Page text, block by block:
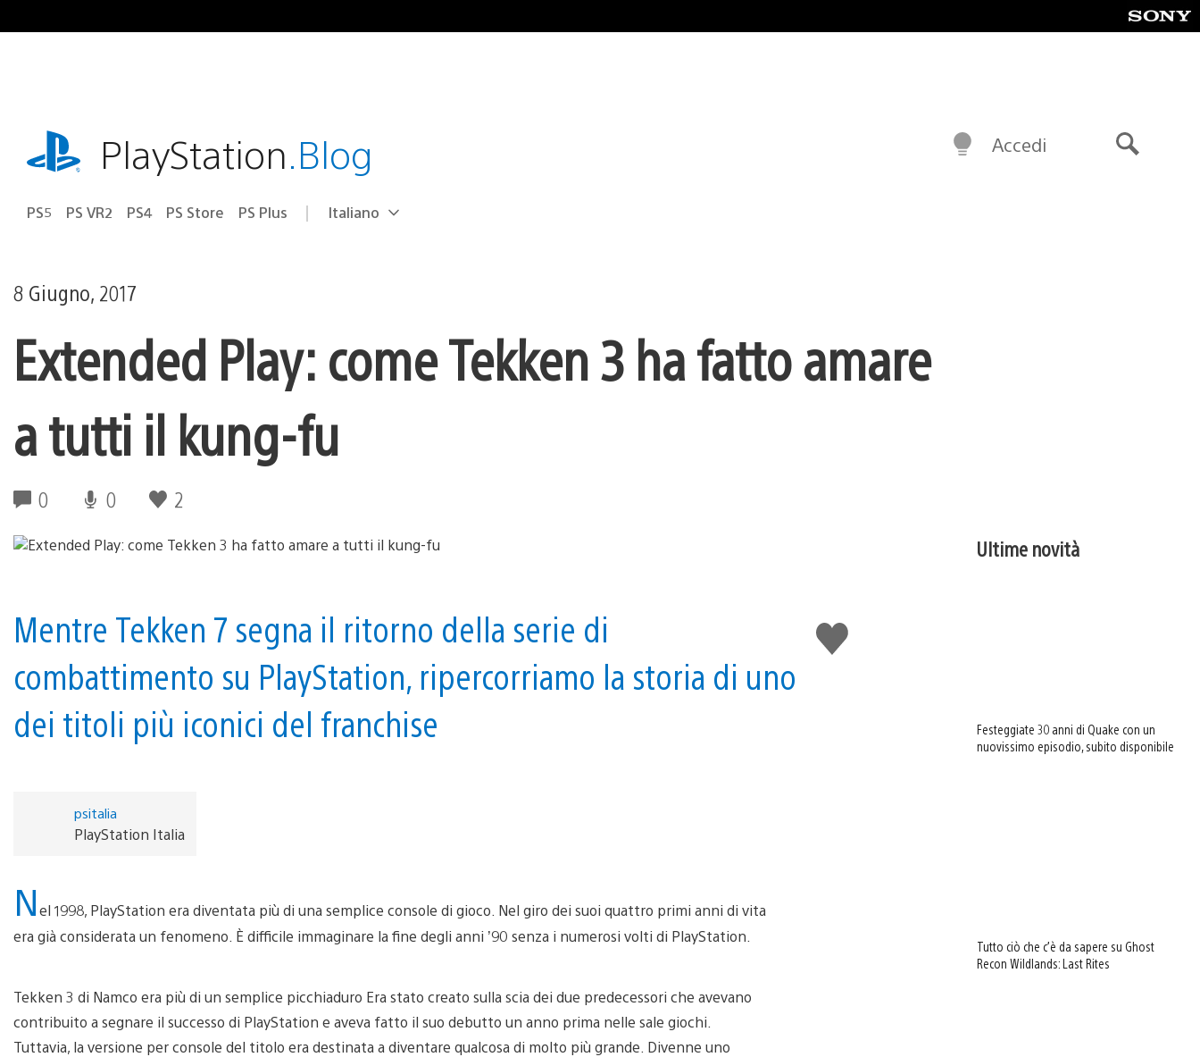
al
playstation.comPlayStation.Blog
PS5 PS VR2 PS4 PS Store PS Plus Seleziona
Regione
Italiano
Accedi
8 Giugno, 2017
Extended Play: come Tekken 3 ha fatto amare
a tutti il kung-fu
0 0 2
Mi
piace
Mentre Tekken 7 segna il ritorno della serie di
combattimento su PlayStation, ripercorriamo la storia di uno
dei titoli più iconici del franchise
psitalia
PlayStation Italia
Nel 1998, PlayStation era diventata più di una semplice console di gioco. Nel giro dei suoi quattro primi anni di vita
era già considerata un fenomeno. È difficile immaginare la fine degli anni ’90 senza i numerosi volti di PlayStation.
Tekken 3 di Namco era più di un semplice picchiaduro Era stato creato sulla scia dei due predecessori che avevano
contribuito a segnare il successo di PlayStation e aveva fatto il suo debutto un anno prima nelle sale giochi.
Tuttavia, la versione per console del titolo era destinata a diventare qualcosa di molto più grande. Divenne uno
Ultime novità
Festeggiate 30 anni di Quake con un
nuovissimo episodio, subito disponibile
Tutto ciò che c’è da sapere su Ghost
Recon Wildlands: Last Rites